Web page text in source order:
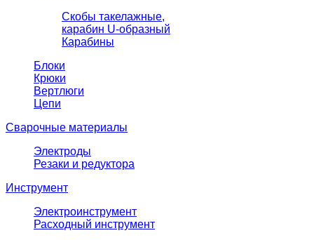
Скобы такелажные,
карабин U-образный
Карабины
Блоки
Крюки
Вертлюги
Цепи
Сварочные материалы
Электроды
Резаки и редуктора
Инструмент
Электроинструмент
Расходный инструмент